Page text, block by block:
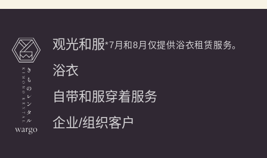
观光和服*7月和8月仅提供浴衣租赁服务。
浴衣
自带和服穿着服务
企业/组织客户